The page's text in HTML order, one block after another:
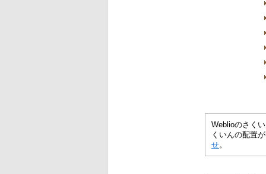
Weblioのさく
くいんの配置
せ。